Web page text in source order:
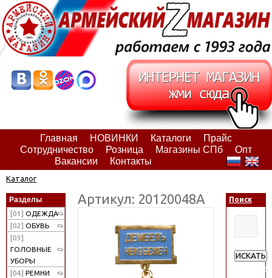
Главная НОВИНКИ Каталоги
Прайс
Сотрудничество
Розница Магазины СПб
Опт
Вакансии
Контакты
Каталог
Разделы
[01] ОДЕЖДА
[02] ОБУВЬ
[03]
ГОЛОВНЫЕ
УБОРЫ
[04] РЕМНИ
Артикул: 20120048А Поиск
ИСКАТЬ